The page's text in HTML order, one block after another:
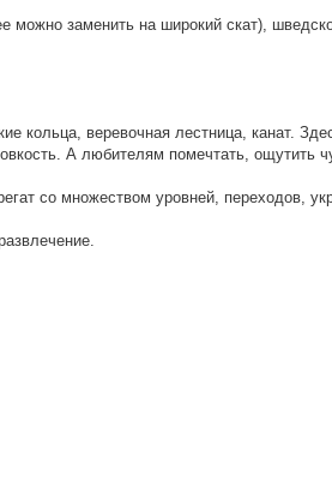
заменить на широкий скат),
кольца, веревочная лестница, канат.
А любителям помечтать, ощутить
со множеством уровней, переходов,